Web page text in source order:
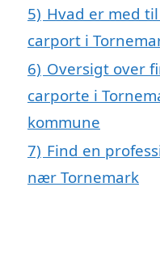
5) Hvad er med
carport i
6) Oversigt over
carporte i
kommune
7) Find en
nær Tornemark